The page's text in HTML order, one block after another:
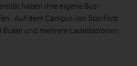
haben ihre eigene Bus-
Auf dem Campus von Stanford
und mehrere Ladestationen.